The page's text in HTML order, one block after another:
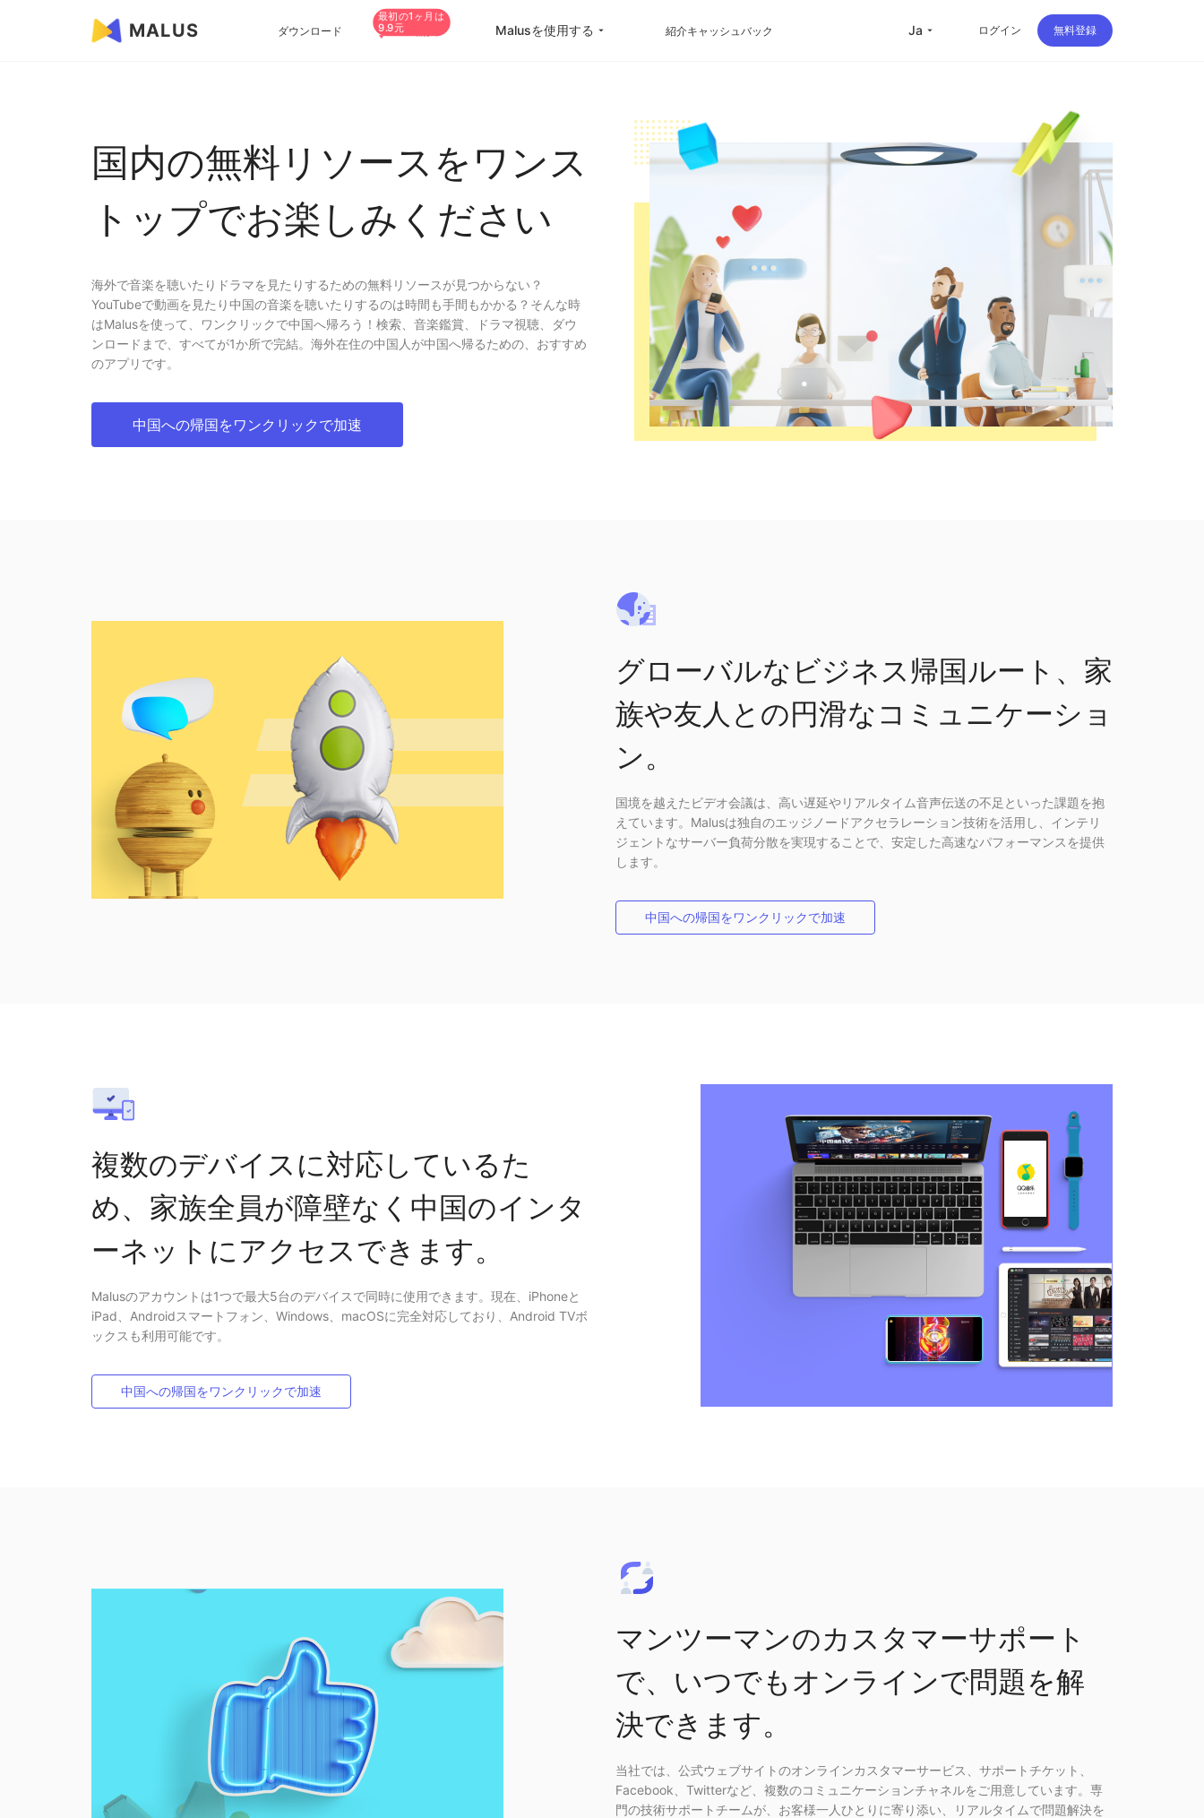
MALUS ダウンロード VIP購入
最初の1ヶ月は
9.9元
Malusを使用する
EDU Special Offer
Customizations
Oversea life
International office
紹介キャッシュバック ja ログイン 無料登録
国内の無料リソースをワンス
トップでお楽しみください
海外で音楽を聴いたりドラマを見たりするための無料リソースが見つからない？
YouTubeで動画を見たり中国の音楽を聴いたりするのは時間も手間もかかる？そんな時
はMalusを使って、ワンクリックで中国へ帰ろう！検索、音楽鑑賞、ドラマ視聴、ダウ
ンロードまで、すべてが1か所で完結。海外在住の中国人が中国へ帰るための、おすすめ
のアプリです。
中国への帰国をワンクリックで加速
グローバルなビジネス帰国ルート、家
族や友人との円滑なコミュニケーショ
ン。
国境を越えたビデオ会議は、高い遅延やリアルタイム音声伝送の不足といった課題を抱
えています。Malusは独自のエッジノードアクセラレーション技術を活用し、インテリ
ジェントなサーバー負荷分散を実現することで、安定した高速なパフォーマンスを提供
します。
中国への帰国をワンクリックで加速
複数のデバイスに対応しているた
め、家族全員が障壁なく中国のインタ
ーネットにアクセスできます。
Malusのアカウントは1つで最大5台のデバイスで同時に使用できます。現在、iPhoneと
iPad、Androidスマートフォン、Windows、macOSに完全対応しており、Android TVボ
ックスも利用可能です。
中国への帰国をワンクリックで加速
マンツーマンのカスタマーサポート
で、いつでもオンラインで問題を解
決できます。
当社では、公式ウェブサイトのオンラインカスタマーサービス、サポートチケット、
Facebook、Twitterなど、複数のコミュニケーションチャネルをご用意しています。専
門の技術サポートチームが、お客様一人ひとりに寄り添い、リアルタイムで問題解決を